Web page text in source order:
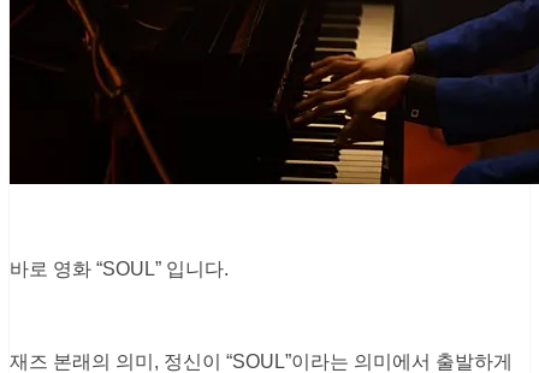
바로 영화 “SOUL” 입니다.
재즈 본래의 의미, 정신이 “SOUL”이라는 의미에서 출발하게